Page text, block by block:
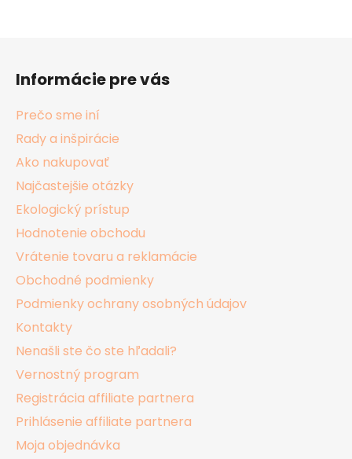
Informácie pre vás
Prečo sme iní
Rady a inšpirácie
Ako nakupovať
Najčastejšie otázky
Ekologický prístup
Hodnotenie obchodu
Vrátenie tovaru a reklamácie
Obchodné podmienky
Podmienky ochrany osobných údajov
Kontakty
Nenašli ste čo ste hľadali?
Vernostný program
Registrácia affiliate partnera
Prihlásenie affiliate partnera
Moja objednávka